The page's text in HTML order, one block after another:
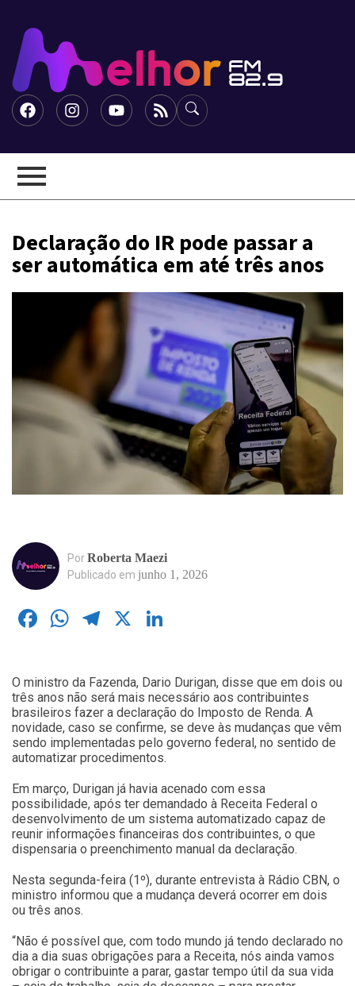
Declaração do IR pode passar a
ser automática em até três anos
PorRoberta Maezi
Publicado em junho 1, 2026
Facebook
WhatsApp
Telegram
X
O ministro da Fazenda, Dario Durigan, disse que em dois ou
três anos não será mais necessário aos contribuintes
brasileiros fazer a declaração do Imposto de Renda. A
novidade, caso se confirme, se deve às mudanças que vêm
sendo implementadas pelo governo federal, no sentido de
automatizar procedimentos.
Em março, Durigan já havia acenado com essa
possibilidade, após ter demandado à Receita Federal o
desenvolvimento de um sistema automatizado capaz de
reunir informações financeiras dos contribuintes, o que
dispensaria o preenchimento manual da declaração.
Nesta segunda-feira (1º), durante entrevista à Rádio CBN, o
ministro informou que a mudança deverá ocorrer em dois
ou três anos.
“Não é possível que, com todo mundo já tendo declarado no
dia a dia suas obrigações para a Receita, nós ainda vamos
obrigar o contribuinte a parar, gastar tempo útil da sua vida